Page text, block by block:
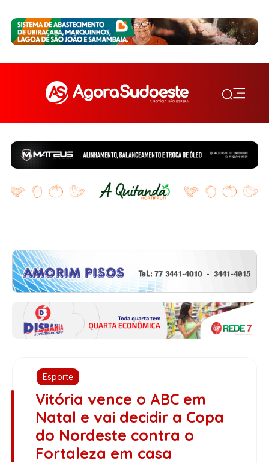
Esporte
Vitória vence o ABC em
Natal e vai decidir a Copa
do Nordeste contra o
Fortaleza em casa